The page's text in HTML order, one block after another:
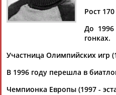
АБАРЕНОВ
Тамилла
АБАСОВА
Рост
До
гонках.
Участница Олимпийских игр
В 1996 году перешла в
Чемпионка Европы (1997 -